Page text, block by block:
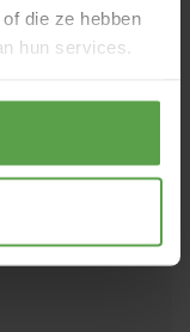
die ze hebben
hun services.
meer informatie?